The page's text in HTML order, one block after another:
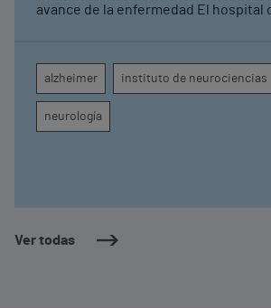
Ver todas
avance de la enfermedad El hospital cuenta
seguimiento clínico de cada paciente
alzheimer instituto de neurociencias
neurología